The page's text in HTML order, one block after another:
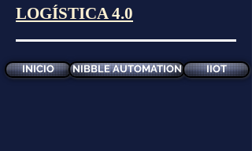
LOGÍSTICA 4.0
INICIO NIBBLE AUTOMATION IIOT